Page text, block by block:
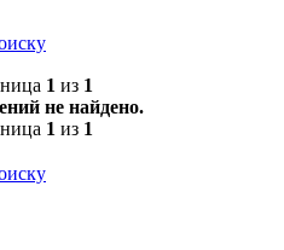
1 из 1
не найдено.
1 из 1